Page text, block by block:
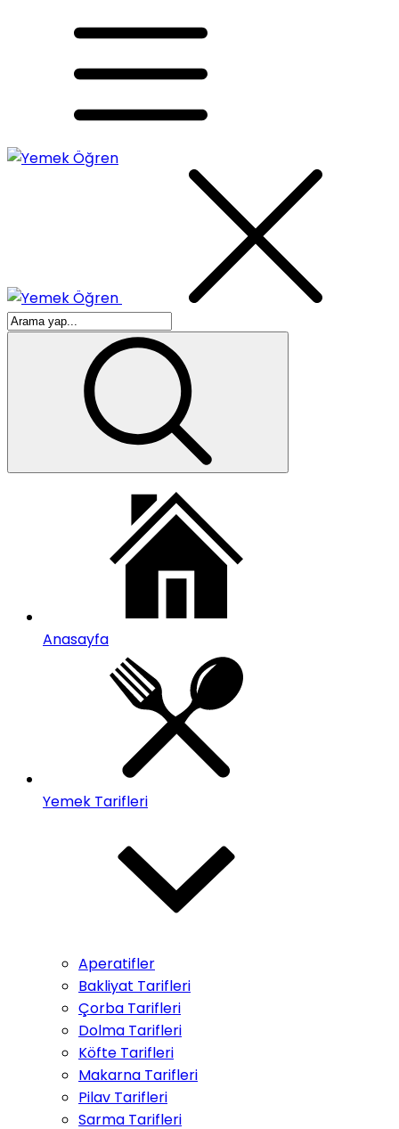
Anasayfa
Yemek Tarifleri
Aperatifler
Bakliyat Tarifleri
Çorba Tarifleri
Dolma Tarifleri
Köfte Tarifleri
Makarna Tarifleri
Pilav Tarifleri
Sarma Tarifleri